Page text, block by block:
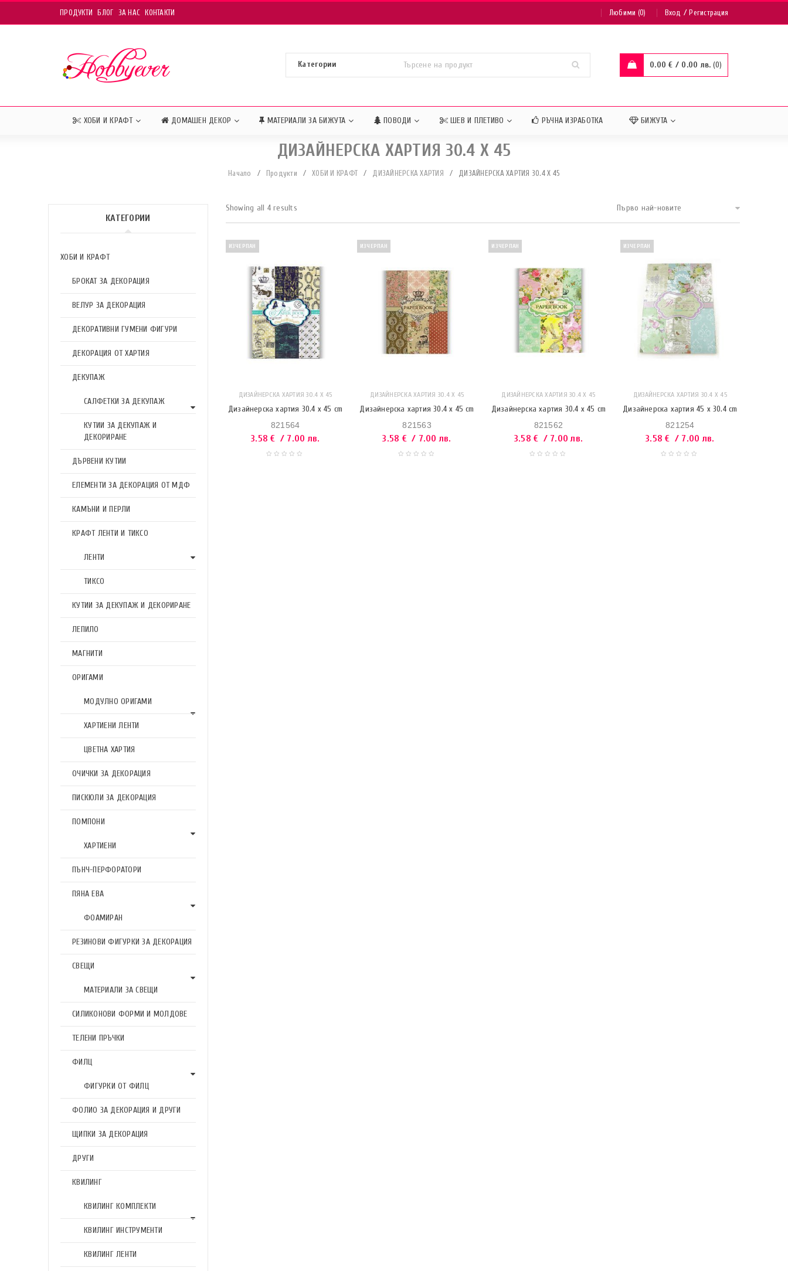
ПРОДУКТИ БЛОГ ЗА НАС КОНТАКТИ Любими (0) Вход /Регистрация
0.00€ / 0.00 лв. 0
ХОБИ И КРАФТ ДОМАШЕН ДЕКОР МАТЕРИАЛИ ЗА БИЖУТА ПОВОДИ ШЕВ И ПЛЕТИВО РЪЧНА ИЗРАБОТКА БИЖУТА
ДИЗАЙНЕРСКА ХАРТИЯ 30.4 X 45
Начало / Продукти / ХОБИ И КРАФТ / ДИЗАЙНЕРСКА ХАРТИЯ / ДИЗАЙНЕРСКА ХАРТИЯ 30.4 X 45
КАТЕГОРИИ
ХОБИ И КРАФТ
БРОКАТ ЗА ДЕКОРАЦИЯ
ВЕЛУР ЗА ДЕКОРАЦИЯ
ДЕКОРАТИВНИ ГУМЕНИ ФИГУРИ
ДЕКОРАЦИЯ ОТ ХАРТИЯ
ДЕКУПАЖ
САЛФЕТКИ ЗА ДЕКУПАЖ
КУТИИ ЗА ДЕКУПАЖ И
ДЕКОРИРАНЕ
ДЪРВЕНИ КУТИИ
ЕЛЕМЕНТИ ЗА ДЕКОРАЦИЯ ОТ МДФ
КАМЪНИ И ПЕРЛИ
КРАФТ ЛЕНТИ И ТИКСО
ЛЕНТИ
ТИКСО
КУТИИ ЗА ДЕКУПАЖ И ДЕКОРИРАНЕ
ЛЕПИЛО
МАГНИТИ
ОРИГАМИ
МОДУЛНО ОРИГАМИ
ХАРТИЕНИ ЛЕНТИ
ЦВЕТНА ХАРТИЯ
ОЧИЧКИ ЗА ДЕКОРАЦИЯ
ПИСКЮЛИ ЗА ДЕКОРАЦИЯ
ПОМПОНИ
ХАРТИЕНИ
ПЪНЧ-ПЕРФОРАТОРИ
ПЯНА ЕВА
ФОАМИРАН
РЕЗИНОВИ ФИГУРКИ ЗА ДЕКОРАЦИЯ
СВЕЩИ
МАТЕРИАЛИ ЗА СВЕЩИ
СИЛИКОНОВИ ФОРМИ И МОЛДОВЕ
ТЕЛЕНИ ПРЪЧКИ
ФИЛЦ
ФИГУРКИ ОТ ФИЛЦ
ФОЛИО ЗА ДЕКОРАЦИЯ И ДРУГИ
ЩИПКИ ЗА ДЕКОРАЦИЯ
ДРУГИ
КВИЛИНГ
КВИЛИНГ КОМПЛЕКТИ
КВИЛИНГ ИНСТРУМЕНТИ
КВИЛИНГ ЛЕНТИ
Showing all 4 results Първо най-новите
ИЗЧЕРПАН
ДИЗАЙНЕРСКА ХАРТИЯ 30.4 X 45
Дизайнерска хартия 30.4 x 45 cm
821564
3.58€ / 7.00 лв.
ИЗЧЕРПАН
ДИЗАЙНЕРСКА ХАРТИЯ 30.4 X 45
Дизайнерска хартия 30.4 x 45 cm
821563
3.58 € / 7.00 лв.
ИЗЧЕРПАН
ДИЗАЙНЕРСКА ХАРТИЯ 30.4 X 45
Дизайнерска хартия 30.4 x 45 cm
821562
3.58€ / 7.00 лв.
ИЗЧЕРПАН
ДИЗАЙНЕРСКА ХАРТИЯ 30.4 X 45
Дизайнерска хартия 45 x 30.4 cm
821254
3.58€ / 7.00 лв.